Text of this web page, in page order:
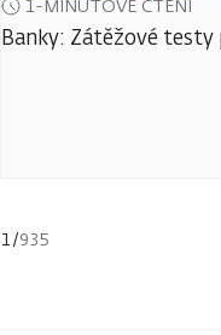
1-MINUTOVÉ ČTENÍ
Banky: Zátěžové
1/935